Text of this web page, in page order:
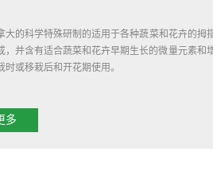
大的科学特殊研制的适用于各种蔬菜和花卉的拇
，并含有适合蔬菜和花卉早期生长的微量元素和
时或移栽后和开花期使用。
或者作物生长早期和开花期，在作物两侧相距作
距土壤表面2厘米以下为止。
多